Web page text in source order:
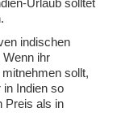
Urlaub solltet
indischen
Wenn ihr
sollt,
in Indien so
Preis als in